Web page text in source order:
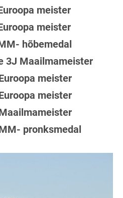
meister
meister
hõbemedal
3J Maailmameister
meister
meister
pronksmedal